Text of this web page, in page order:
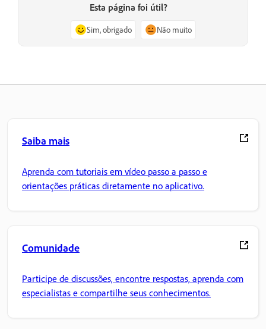
Esta página foi útil?
Sim, obrigado Não muito
Saiba mais
Aprenda com tutoriais em vídeo passo a passo e
orientações práticas diretamente no aplicativo.
Comunidade
Participe de discussões, encontre respostas, aprenda com
especialistas e compartilhe seus conhecimentos.